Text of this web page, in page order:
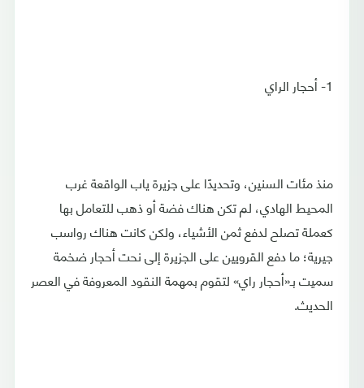
1- أحجار الراي
منذ مئات السنين، وتحديدًا على جزيرة ياب الواقعة غرب
المحيط الهادي، لم تكن هناك فضة أو ذهب للتعامل بها
كعملة تصلح لدفع ثمن الأشياء، ولكن كانت هناك رواسب
جيرية؛ ما دفع القرويين على الجزيرة إلى نحت أحجار ضخمة
سميت بـ«أحجار راي» لتقوم بمهمة النقود المعروفة في العصر
الحديث.